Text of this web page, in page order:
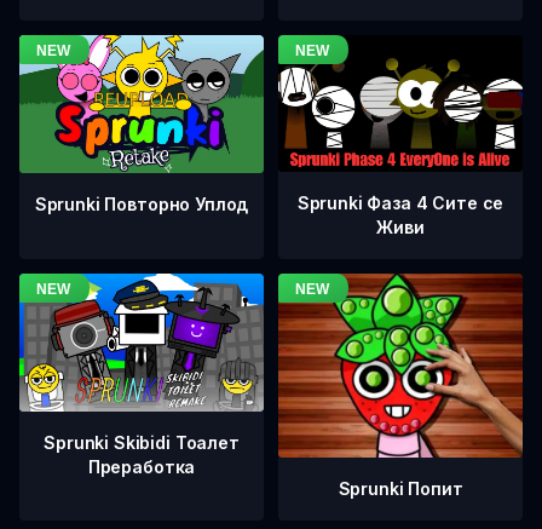
Sprunki Повторно Уплод
Sprunki Фаза 4 Сите се
Живи
Sprunki Skibidi Тоалет
Преработка
Sprunki Попит